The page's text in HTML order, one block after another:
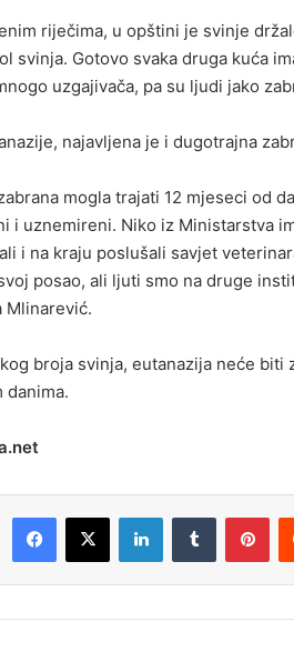
riječima, u opštini je svinje
svinja. Gotovo svaka druga kuća
uzgajivača, pa su ljudi jako
najavljena je i dugotrajna
mogla trajati 12 mjeseci od
i uznemireni. Niko iz Ministarstva
i na kraju poslušali savjet
posao, ali ljuti smo na druge
Mlinarević.
broja svinja, eutanazija neće
danima.